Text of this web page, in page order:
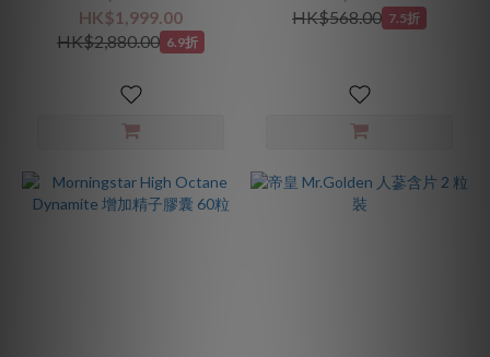
HK$1,999.00
HK$2,880.00 6.9折
HK$568.00 7.5折